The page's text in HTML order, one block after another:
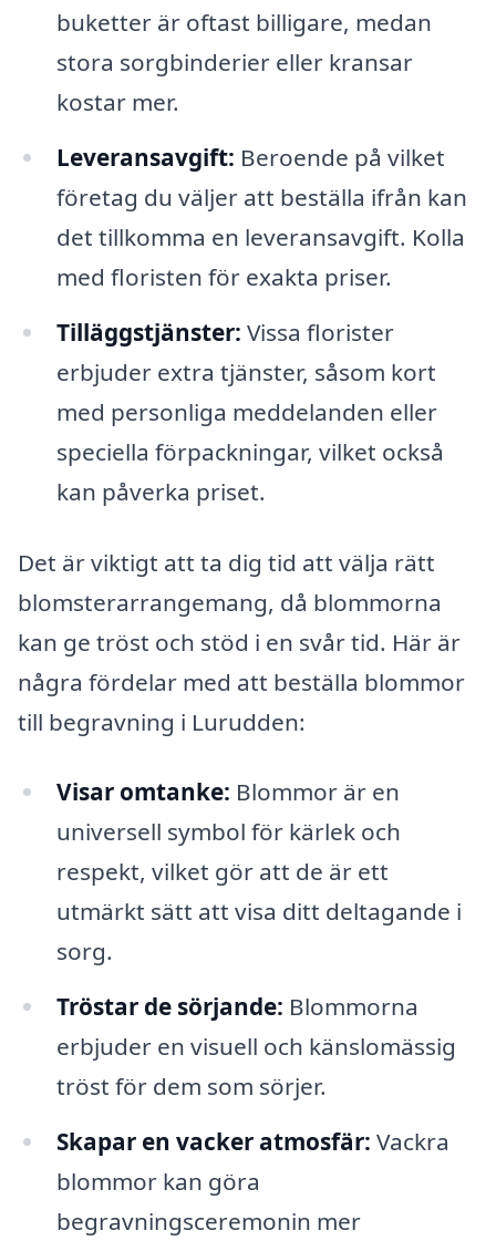
buketter är oftast billigare, medan
stora sorgbinderier eller kransar
kostar mer.
Leveransavgift: Beroende på vilket
företag du väljer att beställa ifrån kan
det tillkomma en leveransavgift. Kolla
med floristen för exakta priser.
Tilläggstjänster: Vissa florister
erbjuder extra tjänster, såsom kort
med personliga meddelanden eller
speciella förpackningar, vilket också
kan påverka priset.
Det är viktigt att ta dig tid att välja rätt
blomsterarrangemang, då blommorna
kan ge tröst och stöd i en svår tid. Här är
några fördelar med att beställa blommor
till begravning i Lurudden:
Visar omtanke: Blommor är en
universell symbol för kärlek och
respekt, vilket gör att de är ett
utmärkt sätt att visa ditt deltagande i
sorg.
Tröstar de sörjande: Blommorna
erbjuder en visuell och känslomässig
tröst för dem som sörjer.
Skapar en vacker atmosfär: Vackra
blommor kan göra
begravningsceremonin mer